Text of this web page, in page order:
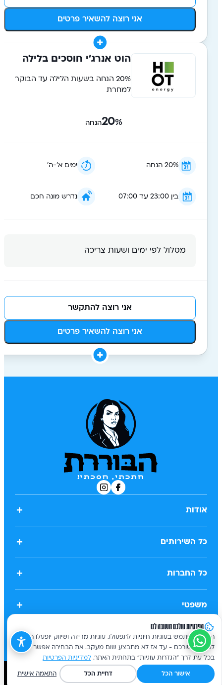
הפרטיות שלכם חשובה לנו
האתר משתמש בעוגיות חיוניות לתפעולו. עוגיות מדידה ושיווק יופעלו רק
לאחר אישורכם - עד אז לא מתבצע שום מעקב. את הבחירה אפשר לשנות
בכל עת דרך "הגדרות עוגיות" בתחתית האתר. למדיניות הפרטיות
אישור הכל דחיית הכל התאמה אישית
אני רוצה להשאיר פרטים
הוט אנרג׳י חוסכים בלילה
20% הנחה בשעות הלילה עד הבוקר
למחרת
20% הנחה
20% הנחה ימים א׳-ה׳
בין 23:00 עד 07:00 נדרש מונה חכם
מסלול לפי ימים ושעות צריכה
אני רוצה להשאיר פרטים
אני רוצה להתקשר
אודות +
כל השירותים +
כל החברות +
משפטי +
כל הזכויות שמורות